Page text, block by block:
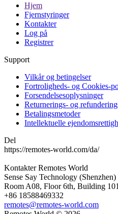
Hjem
Fjernstyringer
Kontakter
Log på
Registrer
Support
Vilkår og betingelser
Fortroligheds- og Cookies-
Forsendelsesoplysninger
Returnerings- og
Betalingsmetoder
Intellektuelle
Del
https://remotes-world.com/da/
Kontakter Remotes World
Sense Say Technology
Room A08, Floor 6th, Building
+86 18588469332
remotes@remotes-world.com